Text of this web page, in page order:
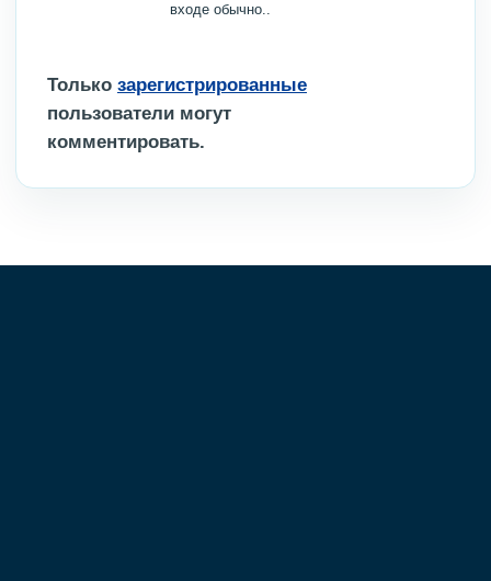
входе обычно..
Только зарегистрированные
пользователи могут
комментировать.